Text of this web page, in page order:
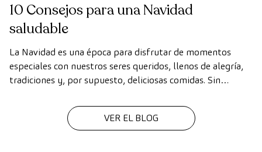
10 Consejos para una Navidad
saludable
La Navidad es una época para disfrutar de momentos
especiales con nuestros seres queridos, llenos de alegría,
tradiciones y, por supuesto, deliciosas comidas. Sin
vista nuestros hábitos saludables.
VER EL BLOG